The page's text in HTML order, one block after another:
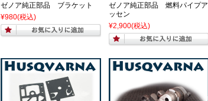
ゼノア純正部品 ブラケット
¥980(税込)
ゼノア純正部品 燃料パイプア
ッセン
¥2,900(税込)